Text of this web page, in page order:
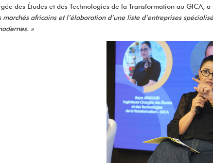
des Études et des Technologies de la Transformation au GICA,
africains et l’élaboration d’une liste d’entreprises
»